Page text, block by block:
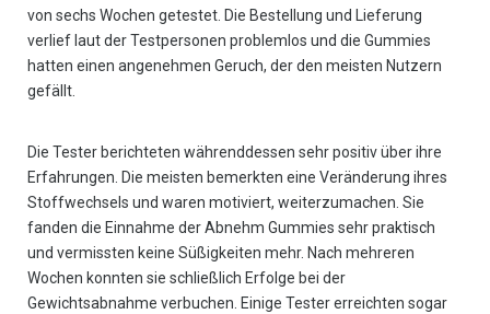
von sechs Wochen getestet. Die Bestellung und Lieferung
verlief laut der Testpersonen problemlos und die Gummies
hatten einen angenehmen Geruch, der den meisten Nutzern
gefällt.
Die Tester berichteten währenddessen sehr positiv über ihre
Erfahrungen. Die meisten bemerkten eine Veränderung ihres
Stoffwechsels und waren motiviert, weiterzumachen. Sie
fanden die Einnahme der Abnehm Gummies sehr praktisch
und vermissten keine Süßigkeiten mehr. Nach mehreren
Wochen konnten sie schließlich Erfolge bei der
Gewichtsabnahme verbuchen. Einige Tester erreichten sogar